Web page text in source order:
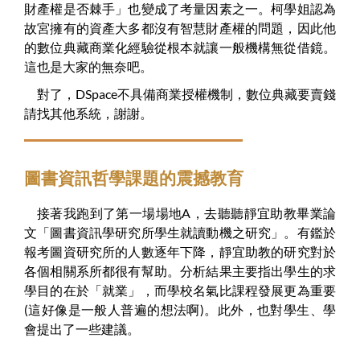
財產權是否棘手」也變成了考量因素之一。柯學姐認為
故宮擁有的資產大多都沒有智慧財產權的問題，因此他
的數位典藏商業化經驗從根本就讓一般機構無從借鏡。
這也是大家的無奈吧。
對了，DSpace不具備商業授權機制，數位典藏要賣錢
請找其他系統，謝謝。
圖書資訊哲學課題的震撼教育
接著我跑到了第一場場地A，去聽聽靜宜助教畢業論
文「圖書資訊學研究所學生就讀動機之研究」。有鑑於
報考圖資研究所的人數逐年下降，靜宜助教的研究對於
各個相關系所都很有幫助。分析結果主要指出學生的求
學目的在於「就業」，而學校名氣比課程發展更為重要
(這好像是一般人普遍的想法啊)。此外，也對學生、學
會提出了一些建議。